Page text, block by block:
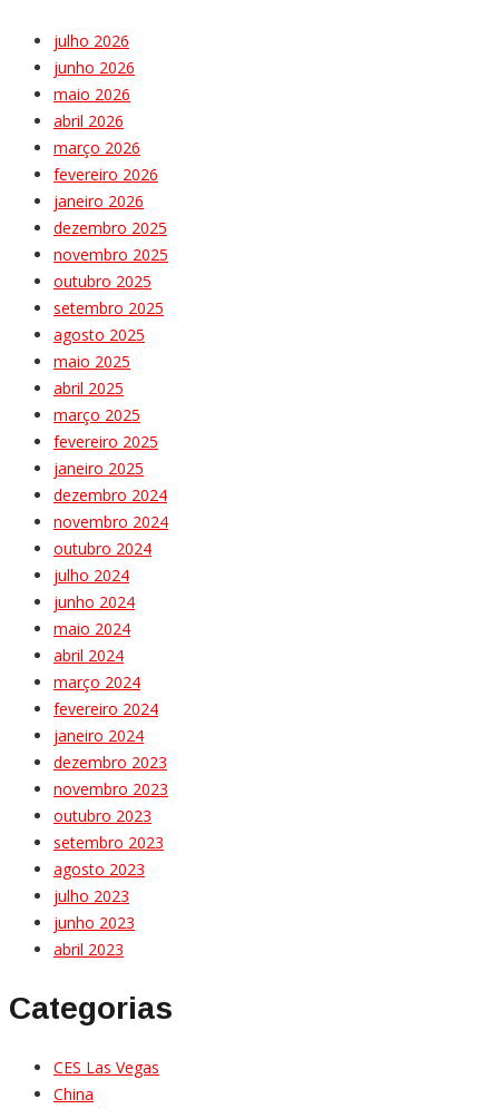
julho 2026
junho 2026
maio 2026
abril 2026
março 2026
fevereiro 2026
janeiro 2026
dezembro 2025
novembro 2025
outubro 2025
setembro 2025
agosto 2025
maio 2025
abril 2025
março 2025
fevereiro 2025
janeiro 2025
dezembro 2024
novembro 2024
outubro 2024
julho 2024
junho 2024
maio 2024
abril 2024
março 2024
fevereiro 2024
janeiro 2024
dezembro 2023
novembro 2023
outubro 2023
setembro 2023
agosto 2023
julho 2023
junho 2023
abril 2023
Categorias
CES Las Vegas
China